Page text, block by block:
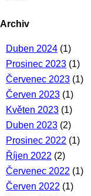
Archiv
Duben 2024 (1)
Prosinec 2023 (1)
Červenec 2023 (1)
Červen 2023 (1)
Květen 2023 (1)
Duben 2023 (2)
Prosinec 2022 (1)
Říjen 2022 (2)
Červenec 2022 (1)
Červen 2022 (1)